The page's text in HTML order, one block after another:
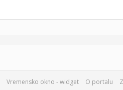
Vremensko okno - widget O portalu